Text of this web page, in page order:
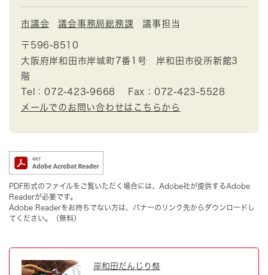
市議会 議会事務局総務課 議事担当
〒596-8510
大阪府岸和田市岸城町7番1号 岸和田市役所新館3
階
Tel：072-423-9668
Fax：072-423-5528
メールでのお問い合わせはこちらから
PDF形式のファイルをご覧いただく場合には、Adobe社が提供するAdobe
Readerが必要です。
Adobe Readerをお持ちでない方は、バナーのリンク先からダウンロードし
てください。（無料）
岸和田だんじり祭